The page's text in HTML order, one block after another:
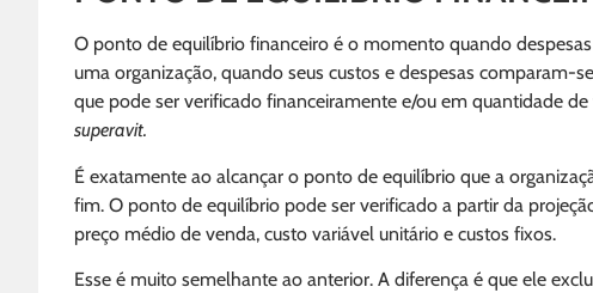
O ponto de equilíbrio financeiro é o momento quando
uma organização, quando seus custos e despesas comparam-
que pode ser verificado financeiramente e/ou em quantidade
superavit.
É exatamente ao alcançar o ponto de equilíbrio que a
fim. O ponto de equilíbrio pode ser verificado a partir da
preço médio de venda, custo variável unitário e custos fixos.
Esse é muito semelhante ao anterior. A diferença é que ele